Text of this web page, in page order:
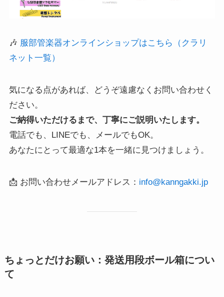
🎶 服部管楽器オンラインショップはこちら（クラリ
ネット一覧）
気になる点があれば、どうぞ遠慮なくお問い合わせく
ださい。
ご納得いただけるまで、丁寧にご説明いたします。
電話でも、LINEでも、メールでもOK。
あなたにとって最適な1本を一緒に見つけましょう。
📩 お問い合わせメールアドレス： info@kanngakki.jp
ちょっとだけお願い：発送用段ボール箱につい
て